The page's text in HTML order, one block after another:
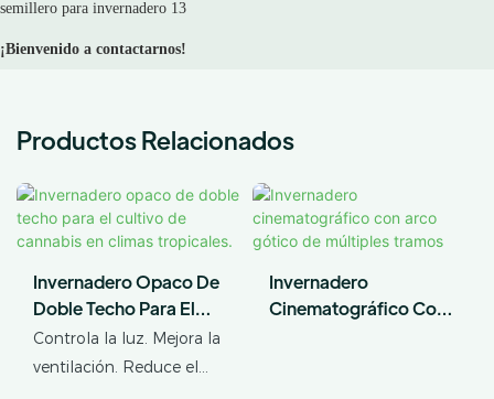
¡Bienvenido a contactarnos!
Productos Relacionados
Invernadero Opaco De
Doble Techo Para El
Cultivo De Cannabis En
Climas Tropicales.
Controla la luz. Mejora la
ventilación. Reduce el
Invernadero
Cinematográfico Con